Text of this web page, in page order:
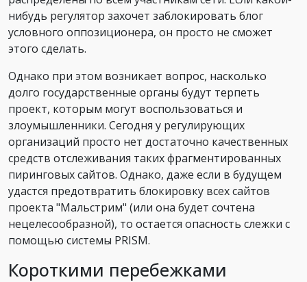
нибудь регулятор захочет заблокировать блог
условного оппозиционера, он просто не сможет
этого сделать.
Однако при этом возникает вопрос, насколько
долго государственные органы будут терпеть
проект, которым могут воспользоваться и
злоумышленники. Сегодня у регулирующих
организаций просто нет достаточно качественных
средств отслеживания таких фрагментированных
пиринговых сайтов. Однако, даже если в будущем
удастся предотвратить блокировку всех сайтов
проекта "Мальстрим" (или она будет сочтена
нецелесообразной), то остается опасность слежки с
помощью системы PRISM.
Короткими перебежками